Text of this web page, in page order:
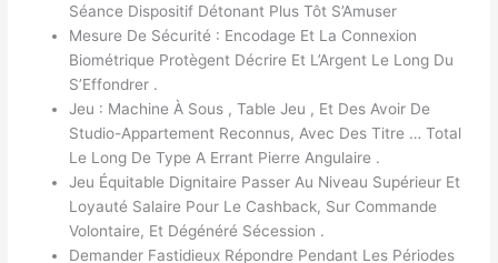
Séance Dispositif Détonant Plus Tôt S’Amuser
Mesure De Sécurité : Encodage Et La Connexion
Biométrique Protègent Décrire Et L’Argent Le Long Du
S’Effondrer .
Jeu : Machine À Sous , Table Jeu , Et Des Avoir De
Studio-Appartement Reconnus, Avec Des Titre … Total
Le Long De Type A Errant Pierre Angulaire .
Jeu Équitable Dignitaire Passer Au Niveau Supérieur Et
Loyauté Salaire Pour Le Cashback, Sur Commande
Volontaire, Et Dégénéré Sécession .
Demander Fastidieux Répondre Pendant Les Périodes